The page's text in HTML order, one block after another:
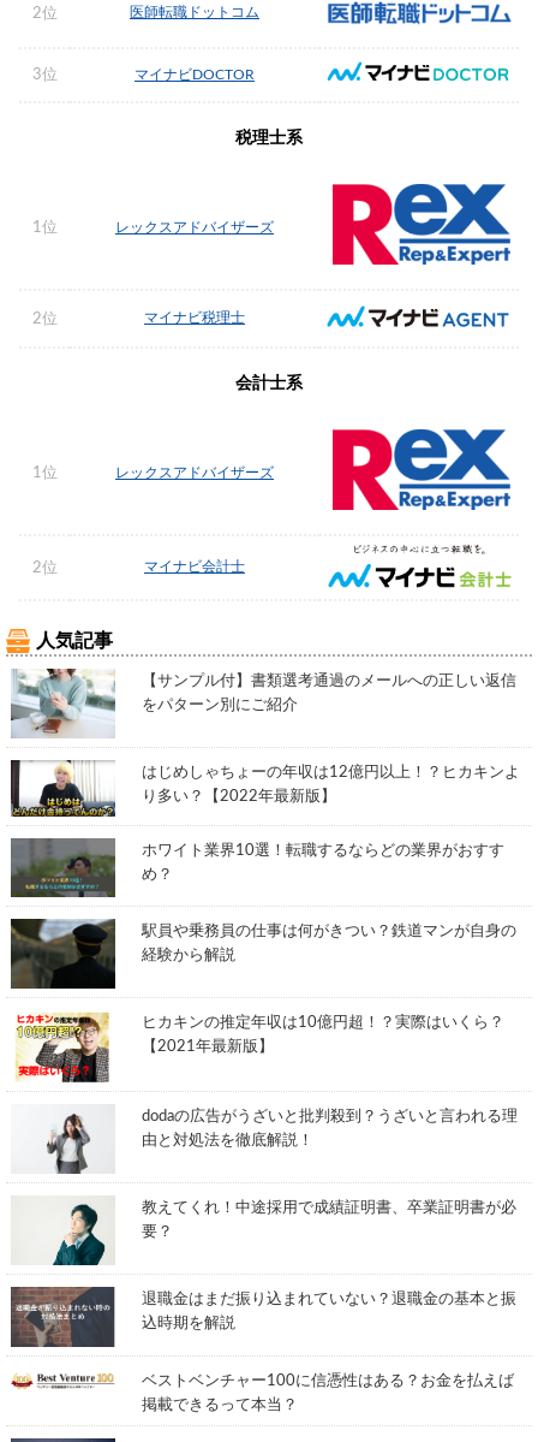
2位 医師転職ドットコム
3位 マイナビDOCTOR
税理士系
1位 レックスアドバイザーズ
2位 マイナビ税理士
会計士系
1位 レックスアドバイザーズ
2位 マイナビ会計士
人気記事
【サンプル付】書類選考通過のメールへの正しい返信
をパターン別にご紹介
はじめしゃちょーの年収は12億円以上！？ヒカキンよ
り多い？【2022年最新版】
ホワイト業界10選！転職するならどの業界がおすす
め？
駅員や乗務員の仕事は何がきつい？鉄道マンが自身の
経験から解説
ヒカキンの推定年収は10億円超！？実際はいくら？
【2021年最新版】
dodaの広告がうざいと批判殺到？うざいと言われる理
由と対処法を徹底解説！
教えてくれ！中途採用で成績証明書、卒業証明書が必
要？
退職金はまだ振り込まれていない？退職金の基本と振
込時期を解説
ベストベンチャー100に信憑性はある？お金を払えば
掲載できるって本当？